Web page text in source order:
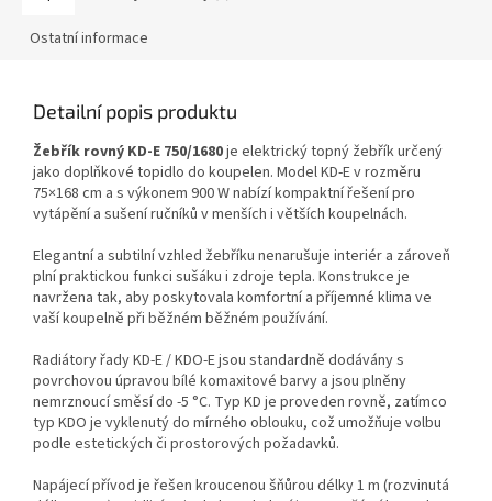
Ostatní informace
Detailní popis produktu
Žebřík rovný KD-E 750/1680je elektrický topný žebřík určený
jako doplňkové topidlo do koupelen. Model KD-E v rozměru
75×168 cm a s výkonem 900 W nabízí kompaktní řešení pro
vytápění a sušení ručníků v menších i větších koupelnách.
Elegantní a subtilní vzhled žebříku nenarušuje interiér a zároveň
plní praktickou funkci sušáku i zdroje tepla. Konstrukce je
navržena tak, aby poskytovala komfortní a příjemné klima ve
vaší koupelně při běžném běžném používání.
Radiátory řady KD-E / KDO-E jsou standardně dodávány s
povrchovou úpravou bílé komaxitové barvy a jsou plněny
nemrznoucí směsí do -5 °C. Typ KD je proveden rovně, zatímco
typ KDO je vyklenutý do mírného oblouku, což umožňuje volbu
podle estetických či prostorových požadavků.
Napájecí přívod je řešen kroucenou šňůrou délky 1 m (rozvinutá